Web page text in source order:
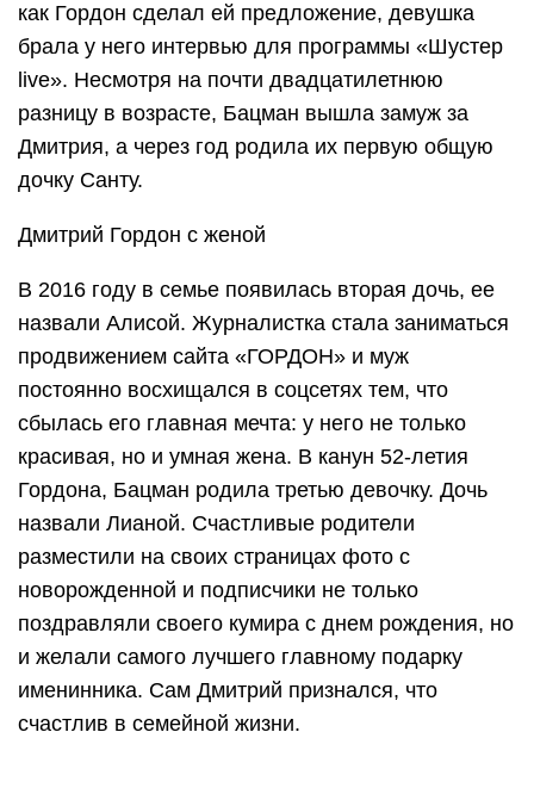
как Гордон сделал ей предложение, девушка
брала у него интервью для программы «Шустер
live». Несмотря на почти двадцатилетнюю
разницу в возрасте, Бацман вышла замуж за
Дмитрия, а через год родила их первую общую
дочку Санту.
Дмитрий Гордон с женой
В 2016 году в семье появилась вторая дочь, ее
назвали Алисой. Журналистка стала заниматься
продвижением сайта «ГОРДОН» и муж
постоянно восхищался в соцсетях тем, что
сбылась его главная мечта: у него не только
красивая, но и умная жена. В канун 52-летия
Гордона, Бацман родила третью девочку. Дочь
назвали Лианой. Счастливые родители
разместили на своих страницах фото с
новорожденной и подписчики не только
поздравляли своего кумира с днем рождения, но
и желали самого лучшего главному подарку
именинника. Сам Дмитрий признался, что
счастлив в семейной жизни.